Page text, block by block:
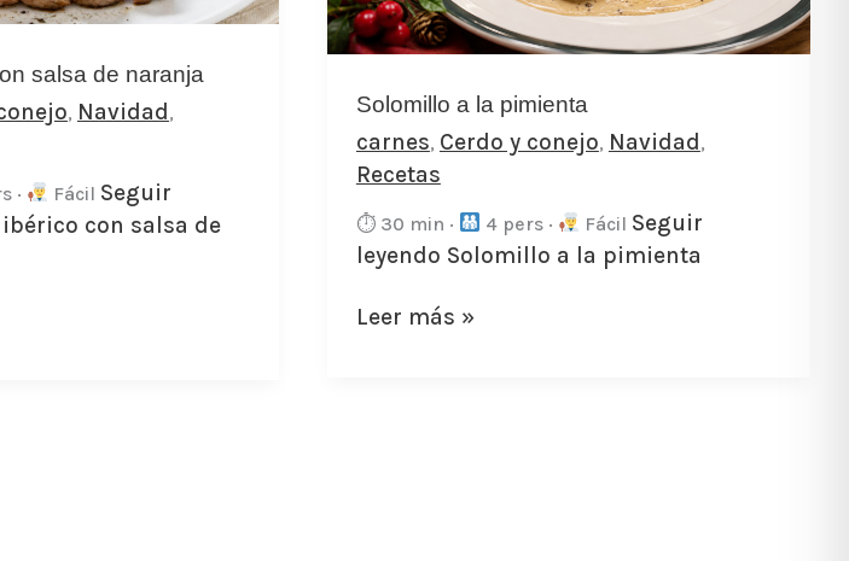
salsa de naranja
, Navidad ,
· Fácil Seguir
ibérico con salsa de
Solomillo a la pimienta
carnes, Cerdo y conejo, Navidad ,
Recetas
⏱ 30 min · 4 pers · Fácil Seguir
leyendo Solomillo a la pimienta
Leer más »